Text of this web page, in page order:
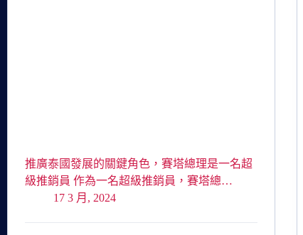
推廣泰國發展的關鍵角色，賽塔總理是一名超
級推銷員 作為一名超級推銷員，賽塔總…
17 3 月, 2024